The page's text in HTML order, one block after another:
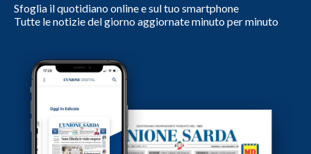
Sfoglia il quotidiano online e sul tuo smartphone
Tutte le notizie del giorno aggiornate minuto per minuto